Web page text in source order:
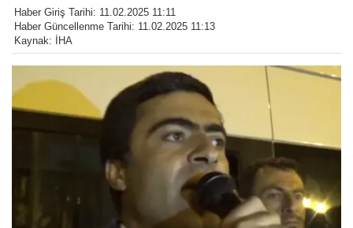
Haber Giriş Tarihi: 11.02.2025 11:11
Haber Güncellenme Tarihi: 11.02.2025 11:13
Kaynak: İHA